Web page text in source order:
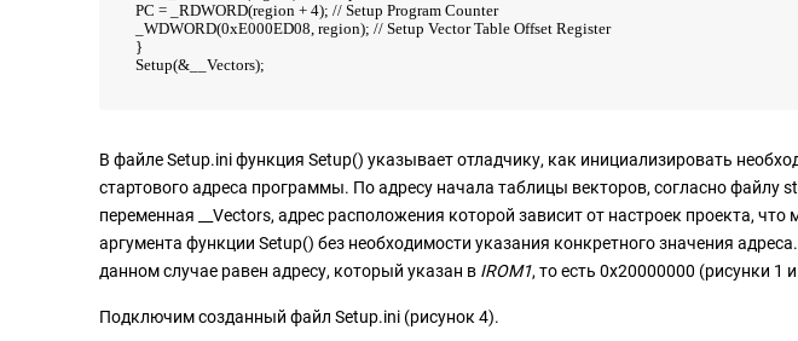
PC = _RDWORD(region + 4); // Setup Program Counter
_WDWORD(0xE000ED08, region); // Setup Vector Table Offset Register
}
Setup(&__Vectors);
В файле Setup.ini функция Setup() указывает отладчику, как инициализировать
стартового адреса программы. По адресу начала таблицы векторов, согласно файлу
переменная __Vectors, адрес расположения которой зависит от настроек проекта,
аргумента функции Setup() без необходимости указания конкретного значения
данном случае равен адресу, который указан в IROM1, то есть 0x20000000 (рисунки 1
Подключим созданный файл Setup.ini (рисунок 4).